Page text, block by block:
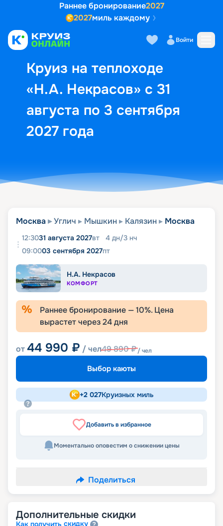
Раннее бронирование2027
2027миль каждому
Войти
Круиз на теплоходе
«Н.А. Некрасов» с 31
августа по 3 сентября
2027 года
Выбор кают Маршрут и
Москва Углич Мышкин Калязин Москва
12:3031 августа 2027вт 4 дн/3 нч
09:0003 сентября 2027пт
Н.А. Некрасов
КОМФОРТ
Раннее бронирование —10%. Цена
вырастет через24дня
от44 990 ₽ / чел49 890₽/ чел
Выбор каюты
+2 027Круизных миль
Добавить в избранное
Моментально оповестим о снижении цены
Поделиться
Дополнительные скидки
скидку